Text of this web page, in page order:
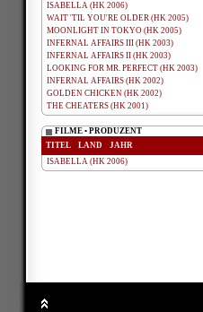
ISABELLA (HK 2006)
WAIT 'TIL YOU'RE OLDER (HK 2005)
MOONLIGHT IN TOKYO (HK 2005)
INFERNAL AFFAIRS III (HK 2003)
INFERNAL AFFAIRS II (HK 2003)
LOOKING FOR MR. PERFECT (HK 2003)
INFERNAL AFFAIRS (HK 2002)
GOLDEN CHICKEN (HK 2002)
THE CHEATERS (HK 2001)
FILME • PRODUZENT
TITEL
LAND JAHR
ISABELLA (HK 2006)